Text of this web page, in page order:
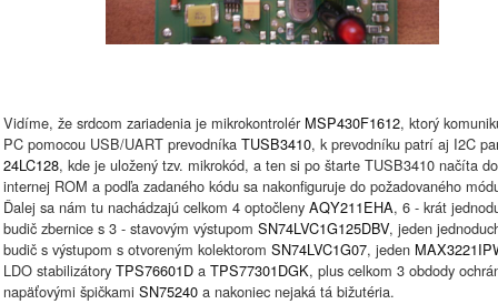
Vidíme, že srdcom zariadenia je mikrokontrolér MSP430F1612, ktorý
PC pomocou USB/UART prevodníka TUSB3410, k prevodníku patrí aj I2C
24LC128, kde je uložený tzv. mikrokód, a ten si po štarte TUSB3410 načíta do
internej ROM a podľa zadaného kódu sa nakonfiguruje do požadovaného
Ďalej sa nám tu nachádzajú celkom 4 optočleny AQY211EHA, 6 - krát
budič zbernice s 3 - stavovým výstupom SN74LVC1G125DBV, jeden
budič s výstupom s otvoreným kolektorom SN74LVC1G07, jeden
LDO stabilizátory TPS76601D a TPS77301DGK, plus celkom 3 obdody
napäťovými špičkami SN75240 a nakoniec nejaká tá bižutéria.